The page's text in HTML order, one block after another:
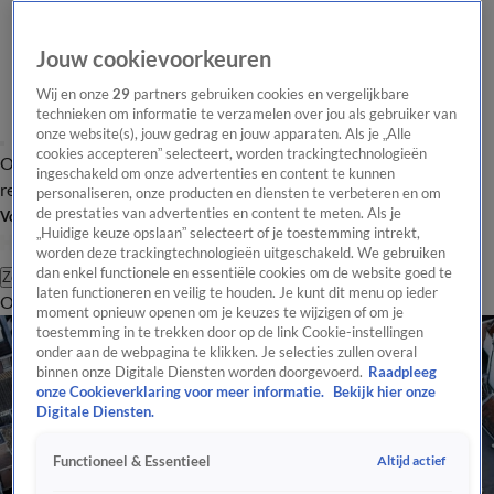
Overzicht Laatste nieuws Regionieuws Het beste van Hart
Tip de
redactie
Volg Hart van Nederland
Zoeken
OverzichtRegioUitzendingenWeerTip de redactiePanelVideo's
Jouw cookievoorkeuren
Wij en onze29 partners gebruiken cookies en vergelijkbare
technieken om informatie te verzamelen over jou als gebruiker van
onze website(s), jouw gedrag en jouw apparaten. Als je „Alle
cookies accepteren” selecteert, worden trackingtechnologieën
ingeschakeld om onze advertenties en content te kunnen
personaliseren, onze producten en diensten te verbeteren en om
de prestaties van advertenties en content te meten. Als je
„Huidige keuze opslaan” selecteert of je toestemming intrekt,
worden deze trackingtechnologieën uitgeschakeld. We gebruiken
dan enkel functionele en essentiële cookies om de website goed te
laten functioneren en veilig te houden. Je kunt dit menu op ieder
moment opnieuw openen om je keuzes te wijzigen of om je
toestemming in te trekken door op de link Cookie-instellingen
onder aan de webpagina te klikken. Je selecties zullen overal
binnen onze Digitale Diensten worden doorgevoerd. Raadpleeg
onze Cookieverklaring voor meer informatie.
Bekijk hier onze
Digitale Diensten.
Functioneel & Essentieel Altijd actief